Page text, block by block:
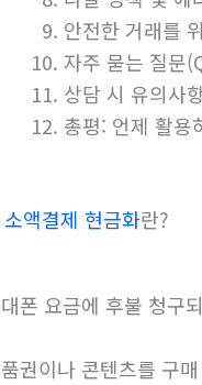
안전한 거래를
자주 묻는 질문
상담 시 유의사
총평: 언제 활용
소액결제 현금화란?
폰 요금에 후불 청구
권이나 콘텐츠를 구